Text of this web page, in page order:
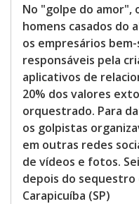
No "golpe do amor",
homens casados do
os empresários
responsáveis pela
aplicativos de
20% dos valores
orquestrado. Para
os golpistas
em outras redes
de vídeos e fotos.
depois do sequestro
Carapicuíba (SP)